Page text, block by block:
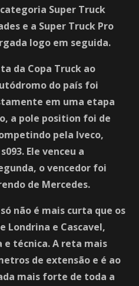
Super Truck
e a Super Truck Pro
logo em seguida.
da Copa Truck ao
do país foi
em uma etapa
a pole position foi de
pela Iveco,
Ele venceu a
o vencedor foi
de Mercedes.
não é mais curta que os
Londrina e Cascavel,
técnica. A reta mais
de extensão e é ao
mais forte de toda a